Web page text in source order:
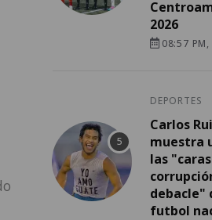
2026
08:57
DEPORTES
Carlos
muestra
las
debacle"
futbol